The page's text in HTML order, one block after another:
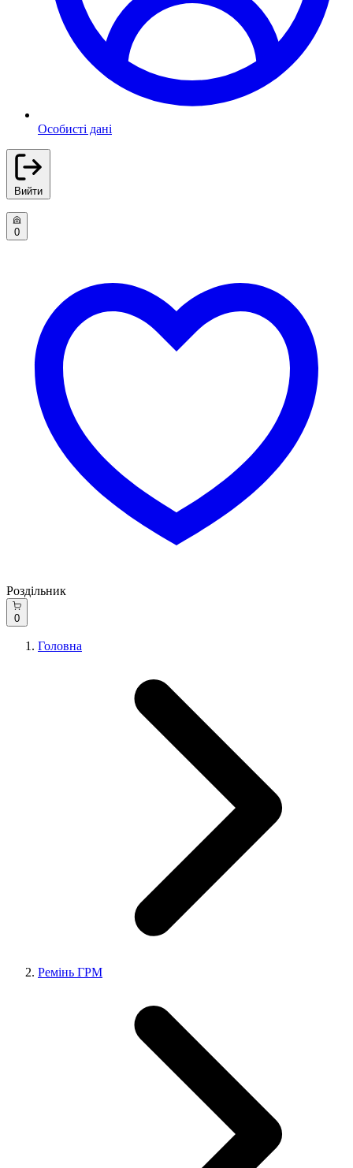
Особисті дані
Вийти
0
Роздільник
0
Головна
Ремінь ГРМ